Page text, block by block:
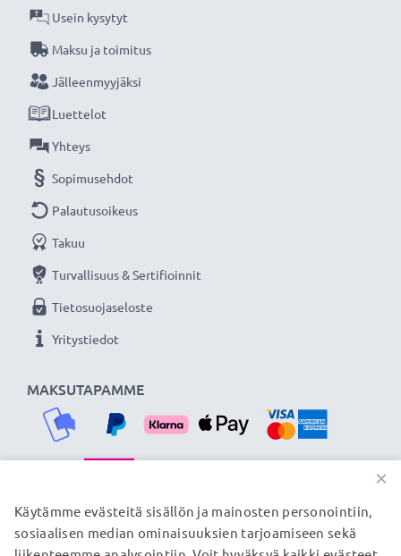
MAKSUTAPAMME
Usein kysytyt
Maksu ja toimitus
Jälleenmyyjäksi
Luettelot
Yhteys
Sopimusehdot
Palautusoikeus
Takuu
Turvallisuus & Sertifioinnit
Tietosuojaseloste
Yritystiedot
TOIMITUSKUMPPANIMME
×
Käytämme evästeitä sisällön ja mainosten personointiin,
sosiaalisen median ominaisuuksien tarjoamiseen sekä